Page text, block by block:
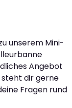
unserem Mini-
Angebot
dir gerne
Fragen rund